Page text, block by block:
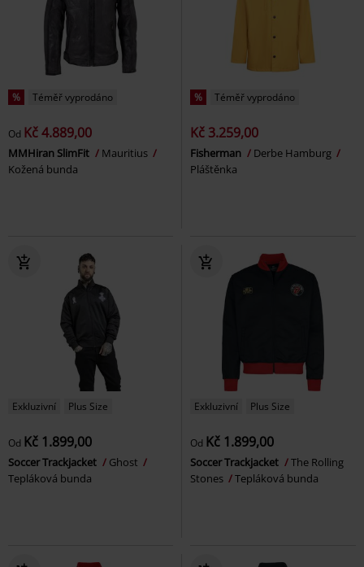
% Téměř vyprodáno
Od Kč 4.889,00
MMHiran SlimFit
Mauritius
Kožená bunda
% Téměř vyprodáno
Kč 3.259,00
Fisherman
Derbe Hamburg
Pláštěnka
Exkluzivní Plus Size
Od Kč 1.899,00
Soccer Trackjacket
Ghost
Tepláková bunda
Exkluzivní Plus Size
Od Kč 1.899,00
Soccer Trackjacket
The Rolling
Stones
Tepláková bunda